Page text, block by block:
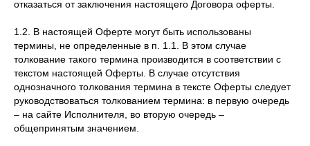
отказаться от заключения настоящего Договора оферты.
1.2. В настоящей Оферте могут быть использованы
термины, не определенные в п. 1.1. В этом случае
толкование такого термина производится в соответствии с
текстом настоящей Оферты. В случае отсутствия
однозначного толкования термина в тексте Оферты следует
руководствоваться толкованием термина: в первую очередь
– на сайте Исполнителя, во вторую очередь –
общепринятым значением.